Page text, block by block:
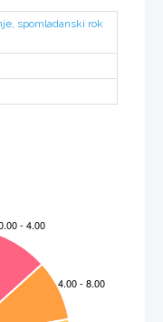
spomladanski rok